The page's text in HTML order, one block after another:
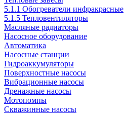
5.1.1 Обогреватели инфракрасные
5.1.5 Тепловентиляторы
Масляные радиаторы
Насосное оборудование
Автоматика
Насосные станции
Гидроаккумуляторы
Поверхностные насосы
Вибрационные насосы
Дренажные насосы
Мотопомпы
Скважинные насосы